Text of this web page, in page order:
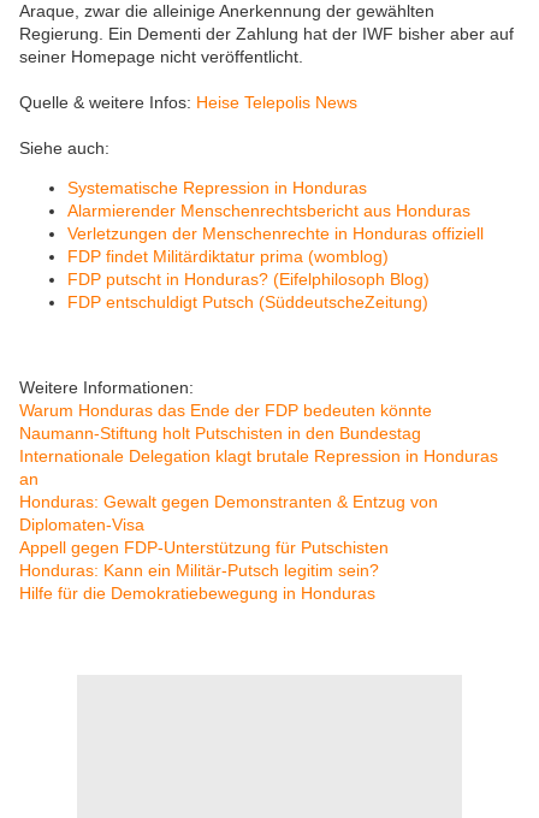
Araque, zwar die alleinige Anerkennung der gewählten
Regierung. Ein Dementi der Zahlung hat der IWF bisher aber auf
seiner Homepage nicht veröffentlicht.
Quelle & weitere Infos: Heise Telepolis News
Siehe auch:
Systematische Repression in Honduras
Alarmierender Menschenrechtsbericht aus Honduras
Verletzungen der Menschenrechte in Honduras offiziell
FDP findet Militärdiktatur prima (womblog)
FDP putscht in Honduras? (Eifelphilosoph Blog)
FDP entschuldigt Putsch (SüddeutscheZeitung)
Weitere Informationen:
Warum Honduras das Ende der FDP bedeuten könnte
Naumann-Stiftung holt Putschisten in den Bundestag
Internationale Delegation klagt brutale Repression in Honduras
an
Honduras: Gewalt gegen Demonstranten & Entzug von
Diplomaten-Visa
Appell gegen FDP-Unterstützung für Putschisten
Honduras: Kann ein Militär-Putsch legitim sein?
Hilfe für die Demokratiebewegung in Honduras